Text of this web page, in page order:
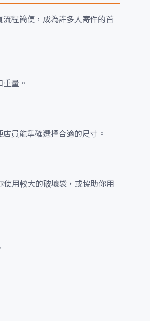
程簡便，成為許多人寄件的首
量。
員能準確選擇合適的尺寸。
用較大的破壞袋，或協助你用